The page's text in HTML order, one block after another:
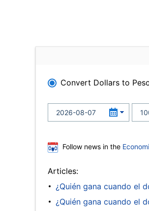
Convert Dollars to
Follow news in the
Articles:
¿Quién gana cuando el
¿Quién gana cuando el